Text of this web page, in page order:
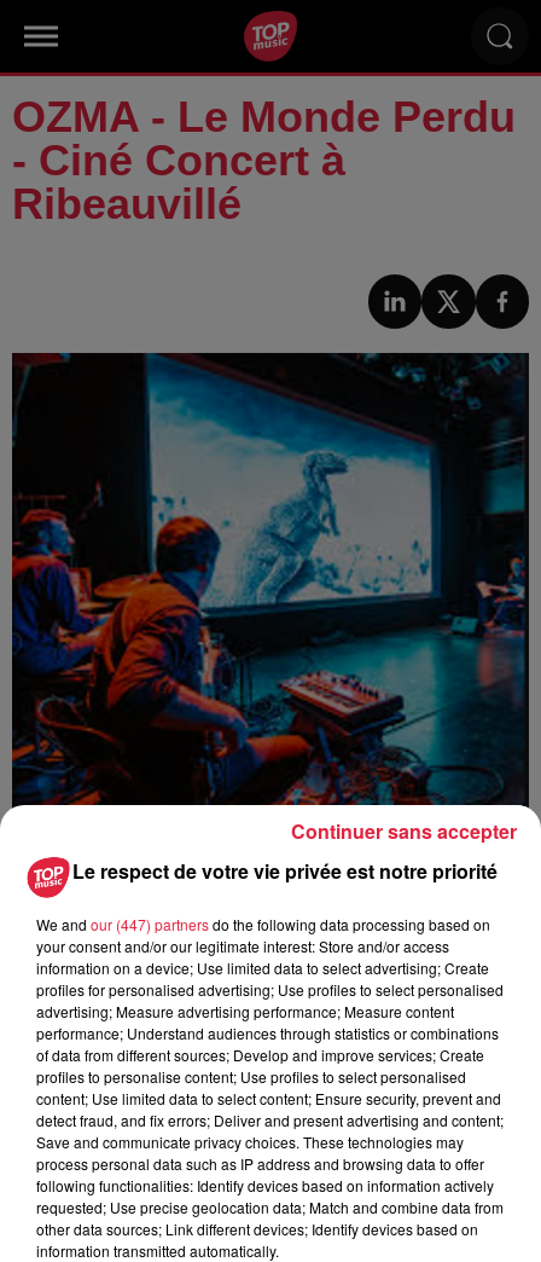
OZMA - Le Monde Perdu
- Ciné Concert à
Ribeauvillé
Ajouter à votre calendrier
Date
du2 février 2019 à 0h00
au2 février 2019 à 0h00
Lieu
Le Parc - Scène de RIBEAUVILLÉ
(68)
Le respect de votre vie privée est notre priorité
We and our (447) partnersdo the following data processing based on
your consent and/or our legitimate interest: Store and/or access
information on a device; Use limited data to select advertising; Create
profiles for personalised advertising; Use profiles to select personalised
advertising; Measure advertising performance; Measure content
performance; Understand audiences through statistics or combinations
of data from different sources; Develop and improve services; Create
profiles to personalise content; Use profiles to select personalised
content; Use limited data to select content; Ensure security, prevent and
detect fraud, and fix errors; Deliver and present advertising and content;
Save and communicate privacy choices. These technologies may
process personal data such as IP address and browsing data to offer
following functionalities: Identify devices based on information actively
requested; Use precise geolocation data; Match and combine data from
other data sources; Link different devices; Identify devices based on
information transmitted automatically.
Continuer sans accepter